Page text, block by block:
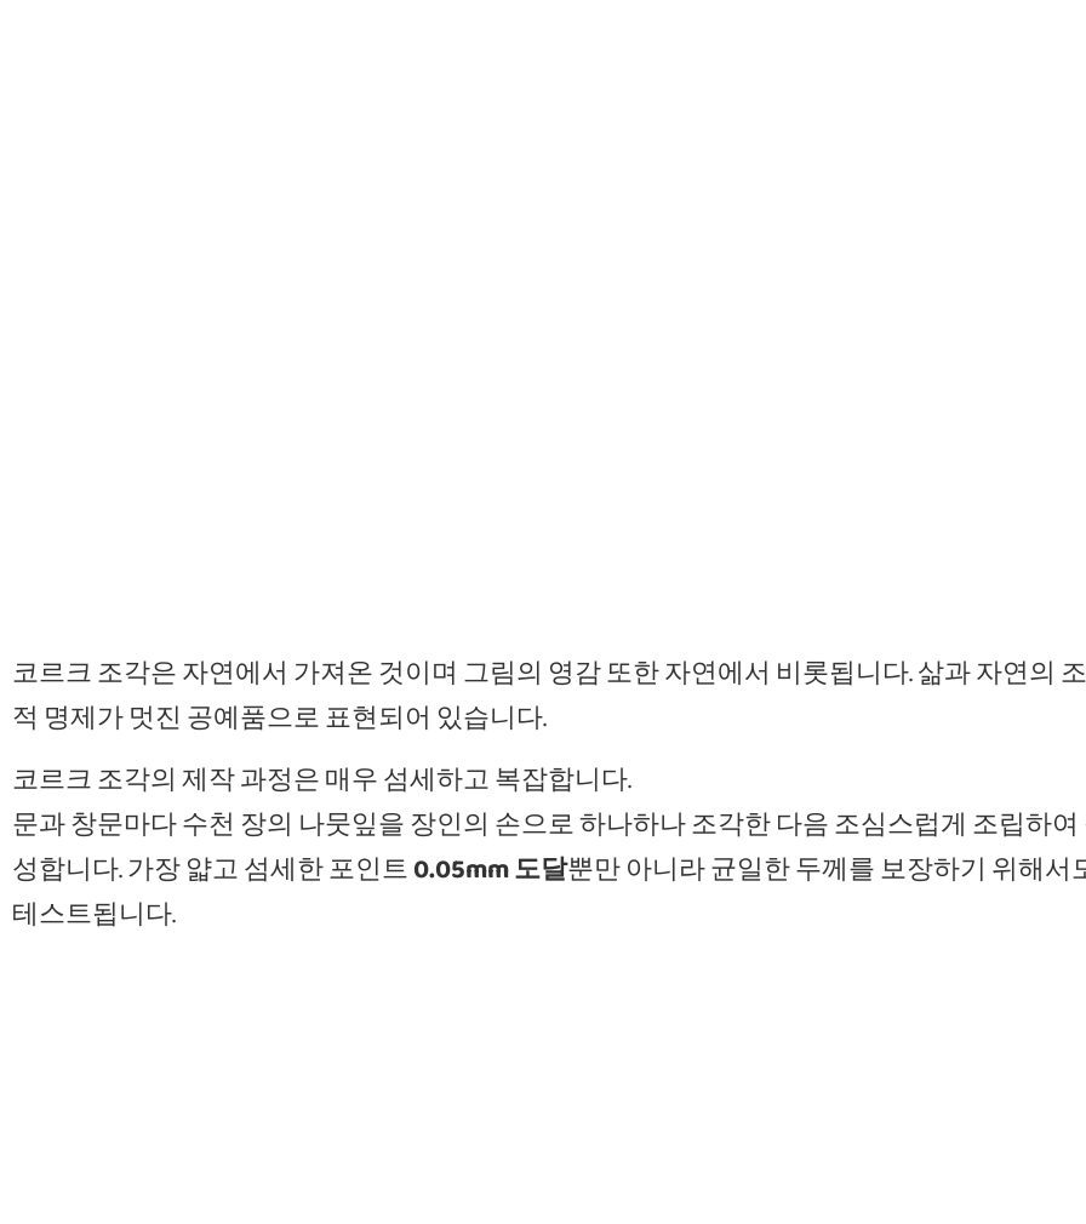
코르크 조각은 자연에서 가져온 것이며 그림의 영감 또한 자연에서 비롯됩니다. 삶과 자연의
적 명제가 멋진 공예품으로 표현되어 있습니다.
코르크 조각의 제작 과정은 매우 섬세하고 복잡합니다.
문과 창문마다 수천 장의 나뭇잎을 장인의 손으로 하나하나 조각한 다음 조심스럽게 조립하
성합니다. 가장 얇고 섬세한 포인트0.05mm 도달뿐만 아니라 균일한 두께를 보장하기 위해서
테스트됩니다.